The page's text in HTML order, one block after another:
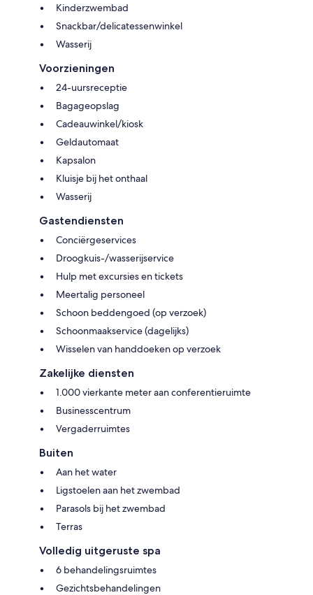
Kinderzwembad
Snackbar/delicatessenwinkel
Wasserij
Voorzieningen
24-uursreceptie
Bagageopslag
Cadeauwinkel/kiosk
Geldautomaat
Kapsalon
Kluisje bij het onthaal
Wasserij
Gastendiensten
Conciërgeservices
Droogkuis-/wasserijservice
Hulp met excursies en tickets
Meertalig personeel
Schoon beddengoed (op verzoek)
Schoonmaakservice (dagelijks)
Wisselen van handdoeken op verzoek
Zakelijke diensten
1.000 vierkante meter aan conferentieruimte
Businesscentrum
Vergaderruimtes
Buiten
Aan het water
Ligstoelen aan het zwembad
Parasols bij het zwembad
Terras
Volledig uitgeruste spa
6 behandelingsruimtes
Gezichtsbehandelingen